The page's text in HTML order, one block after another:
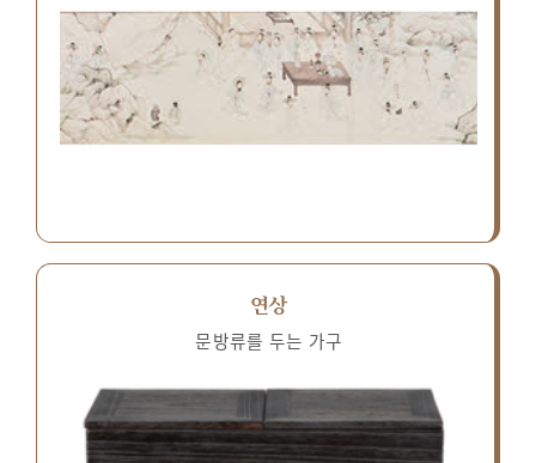
연상
문방류를 두는 가구